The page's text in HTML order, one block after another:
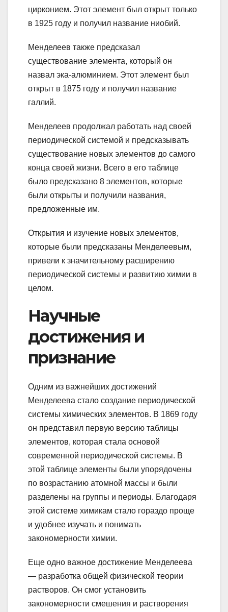
цирконием. Этот элемент был открыт только
в 1925 году и получил название ниобий.
Менделеев также предсказал
существование элемента, который он
назвал эка-алюминием. Этот элемент был
открыт в 1875 году и получил название
галлий.
Менделеев продолжал работать над своей
периодической системой и предсказывать
существование новых элементов до самого
конца своей жизни. Всего в его таблице
было предсказано 8 элементов, которые
были открыты и получили названия,
предложенные им.
Открытия и изучение новых элементов,
которые были предсказаны Менделеевым,
привели к значительному расширению
периодической системы и развитию химии в
целом.
Научные
достижения и
признание
Одним из важнейших достижений
Менделеева стало создание периодической
системы химических элементов. В 1869 году
он представил первую версию таблицы
элементов, которая стала основой
современной периодической системы. В
этой таблице элементы были упорядочены
по возрастанию атомной массы и были
разделены на группы и периоды. Благодаря
этой системе химикам стало гораздо проще
и удобнее изучать и понимать
закономерности химии.
Еще одно важное достижение Менделеева
— разработка общей физической теории
растворов. Он смог установить
закономерности смешения и растворения